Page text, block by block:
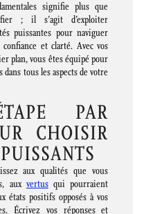
signifie plus que
; il s’agit d’exploiter
puissantes pour naviguer
et clarté. Avec vos
plan, vous êtes équipé pour
tous les aspects de votre
PAR
CHOISIR
aux qualités que vous
aux vertusqui pourraient
états positifs opposés à vos
Écrivez vos réponses et